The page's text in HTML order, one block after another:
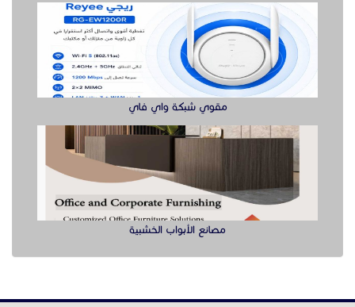
مصانع الأبواب الخشبية
الدول